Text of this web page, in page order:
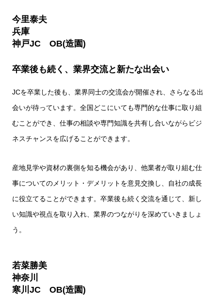
今里泰夫
兵庫
神戸JC OB(造園)
卒業後も続く、業界交流と新たな出会い
JCを卒業した後も、業界同士の交流会が開催され、さらなる出
会いが待っています。全国どこにいても専門的な仕事に取り組
むことができ、仕事の相談や専門知識を共有し合いながらビジ
ネスチャンスを広げることができます。
産地見学や資材の裏側を知る機会があり、他業者が取り組む仕
事についてのメリット・デメリットを意見交換し、自社の成長
に役立てることができます。卒業後も続く交流を通じて、新し
い知識や視点を取り入れ、業界のつながりを深めていきましょ
う。
若菜勝美
神奈川
寒川JC OB(造園)